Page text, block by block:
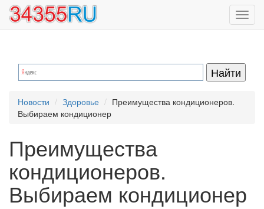
Перейти
основному
Новости Здоровье
Преимущества кондиционеров.
Выбираем кондиционер
Преимущества
кондиционеров.
Выбираем кондиционер